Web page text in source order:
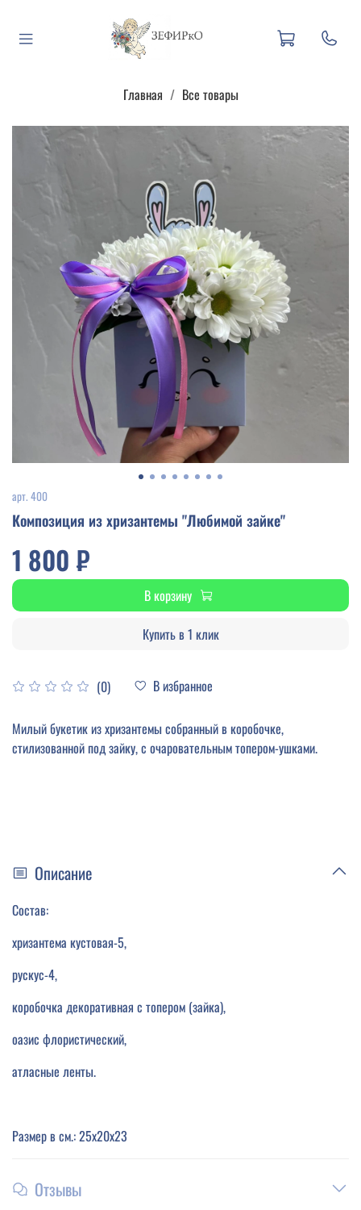
Главная Все товары
арт. 400
Композиция из хризантемы "Любимой зайке"
(0) В избранное
1 800 ₽
В корзину
Купить в 1 клик
Милый букетик из хризантемы собранный в коробочке,
стилизованной под зайку, с очаровательным топером-ушками.
Описание
Состав:
хризантема кустовая-5,
рускус-4,
коробочка декоративная с топером (зайка),
оазис флористический,
атласные ленты.
Размер в см.: 25х20х23
Отзывы